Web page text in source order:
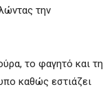
την
το φαγητό και τη
καθώς εστιάζει